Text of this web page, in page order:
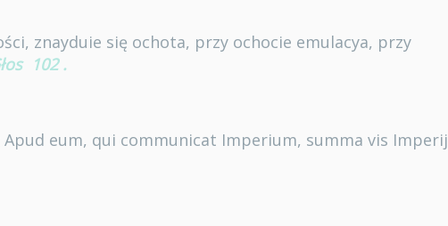
znayduie się ochota, przy ochocie emulacya, przy
102 .
Apud eum, qui communicat Imperium, summa vis Imperij